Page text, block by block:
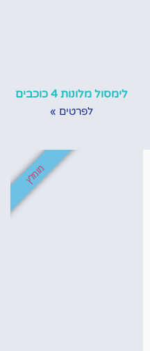
לימסול מלונות 4 כוכבים
לפרטים »
מומלץ